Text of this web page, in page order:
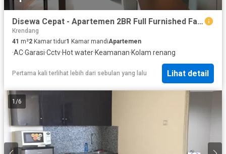
Disewa Cepat - Apartemen 2BR Full Furnished Fasilitas Lengkap Lantai Rendah Di Jakarta Barar
Krendang
41 m²2 Kamar tidur1 Kamar mandiApartemen
·AC·Garasi·Cctv·Hot water·Keamanan·Kolam renang
Pertama kali terlihat lebih dari sebulan yang lalu Lihat detail
1 /6